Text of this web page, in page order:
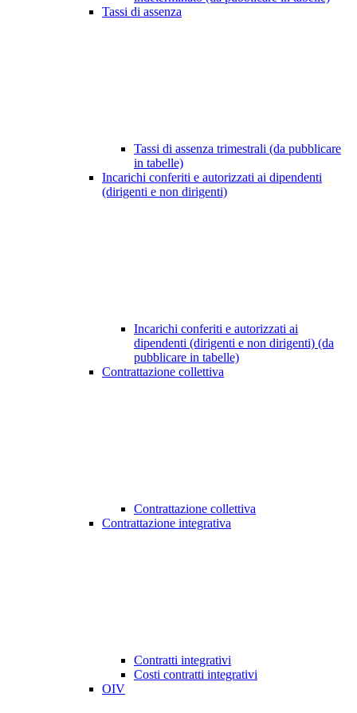
Tassi di assenza
Tassi di assenza trimestrali (da pubblicare
in tabelle)
Incarichi conferiti e autorizzati ai dipendenti
(dirigenti e non dirigenti)
Incarichi conferiti e autorizzati ai
dipendenti (dirigenti e non dirigenti) (da
pubblicare in tabelle)
Contrattazione collettiva
Contrattazione collettiva
Contrattazione integrativa
Contratti integrativi
Costi contratti integrativi
OIV